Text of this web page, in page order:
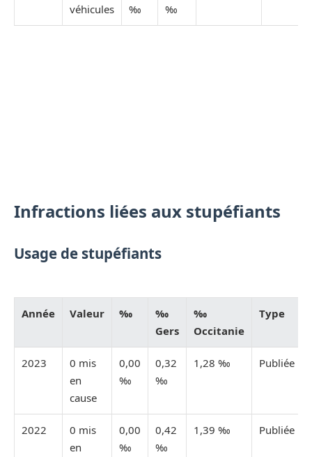
véhicules
‰
‰
Infractions liées aux stupéfiants
Usage de stupéfiants
Année Valeur ‰
‰
Gers
‰
Occitanie
Type
2023
0 mis
en
cause
0,00
‰
0,32
‰
1,28 ‰ Publiée
2022
0 mis
en
0,00
‰
0,42
‰
1,39 ‰ Publiée